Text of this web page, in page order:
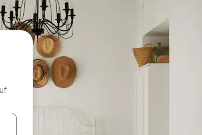
Pfeiltasten nach oben und unten oder erkunde die